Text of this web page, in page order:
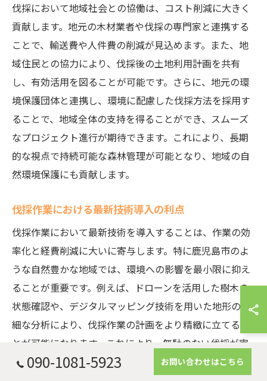
伐採において地域社会との協働は、コスト削減に大きく
貢献します。地元の木材業者や伐採の専門家と連携する
ことで、輸送費や人件費の削減が見込めます。また、地
域住民との協力により、伐採後の土地利用計画を共有
し、有効活用を図ることが可能です。さらに、地元の環
境保護団体と連携し、環境に配慮した伐採方法を採用す
ることで、地域全体の支持を得ることができ、スムーズ
なプロジェクト進行が期待できます。これにより、長期
的な視点で持続可能な森林管理が可能となり、地域の自
然環境保護にも貢献します。
伐採作業における最新技術導入の利点
伐採作業において最新技術を導入することは、作業の効
率化と経費削減に大いに寄与します。特に鹿児島市のよ
うな自然豊かな地域では、環境への影響を最小限に抑え
ることが重要です。例えば、ドローンを活用した樹木の
状態確認や、デジタルマッピング技術を用いた地形の詳
細な分析により、伐採作業の計画をより精緻に立てるこ
とが可能になります。これにより、無駄のない伐採が実
現し、コストを大幅に抑えることができます。また、最
090-1081-5923 お問い合わせはこちら